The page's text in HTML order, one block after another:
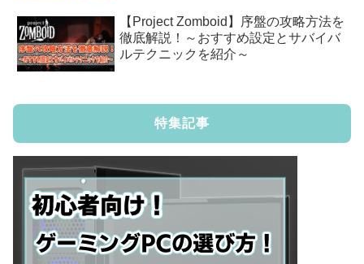
【Project Zomboid】序盤の攻略方法を
徹底解説！～おすすめ設定とサバイバ
ルテクニックを紹介～
特集記事